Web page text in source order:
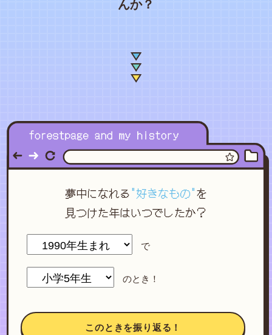
んか？
夢中になれる"好きなもの"を
見つけた年はいつでしたか？
で
のとき！
このときを振り返る！